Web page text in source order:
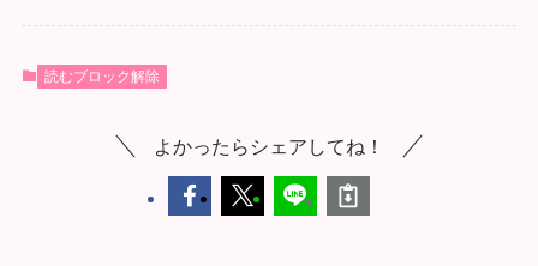
読むブロック解除
よかったらシェアしてね！